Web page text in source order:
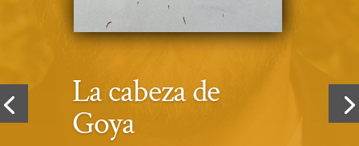
La cabeza de
Goya